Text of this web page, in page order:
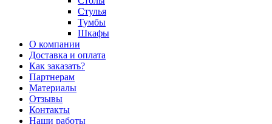
Стулья
Тумбы
Шкафы
О компании
Доставка и оплата
Как заказать?
Партнерам
Материалы
Отзывы
Контакты
Наши работы